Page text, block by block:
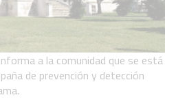
a la comunidad que se está
de prevención y detección